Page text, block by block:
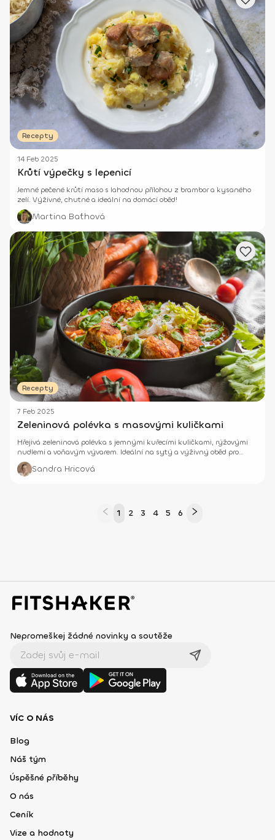
Recepty
14 Feb 2025
Krůtí výpečky s lepenicí
Jemné pečené krůtí maso s lahodnou přílohou z brambor a kysaného
zelí. Výživné, chutné a ideální na domácí oběd!
Martina Baťhová
Recepty
7 Feb 2025
Zeleninová polévka s masovými kuličkami
Hřejivá zeleninová polévka s jemnými kuřecími kuličkami, rýžovými
nudlemi a voňavým vývarem. Ideální na sytý a výživný oběd pro
celou rodinu.
Sandra Hricová
1 2 3 4 5 6
Nepromeškej žádné novinky a soutěže
VÍC O NÁS
Blog
Náš tým
Úspěšné příběhy
O nás
Ceník
Vize a hodnoty